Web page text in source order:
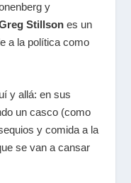
y
Stillsones un
a la política como
y allá: en sus
un casco (como
y comida a la
se van a cansar